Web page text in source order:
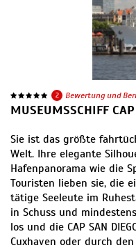
2 Bewertung und
MUSEUMSSCHIFF
Sie ist das größte
Welt. Ihre elegante
Hafenpanorama wie die
Touristen lieben sie, die
tätige Seeleute im
in Schuss und
los und die CAP SAN
Cuxhaven oder durch